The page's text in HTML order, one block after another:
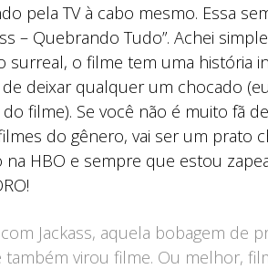
pela TV à cabo mesmo. Essa
– Quebrando Tudo”. Achei
surreal, o filme tem uma história
deixar qualquer um chocado
filme). Se você não é muito fã
do gênero, vai ser um prato
na HBO e sempre que estou
Jackass, aquela bobagem de
também virou filme. Ou melhor,